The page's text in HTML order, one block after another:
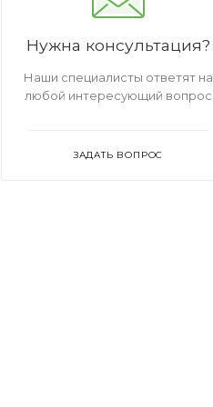
Нужна консультация?
Наши специалисты ответят на
любой интересующий вопрос
ЗАДАТЬ ВОПРОС